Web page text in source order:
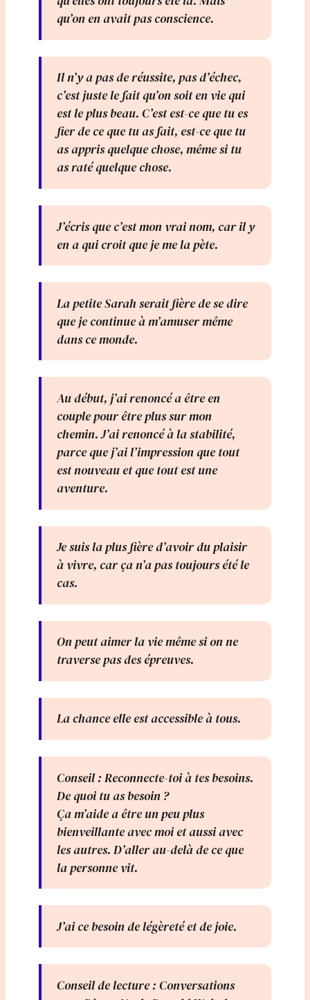
qu’on en avait pas conscience.
Il n’y a pas de réussite, pas d’échec,
c’est juste le fait qu’on soit en vie qui
est le plus beau. C’est est-ce que tu es
fier de ce que tu as fait, est-ce que tu
as appris quelque chose, même si tu
as raté quelque chose.
J’écris que c’est mon vrai nom, car il y
en a qui croit que je me la pète.
La petite Sarah serait fière de se dire
que je continue à m’amuser même
dans ce monde.
Au début, j’ai renoncé a être en
couple pour être plus sur mon
chemin. J’ai renoncé à la stabilité,
parce que j’ai l’impression que tout
est nouveau et que tout est une
aventure.
Je suis la plus fière d’avoir du plaisir
à vivre, car ça n’a pas toujours été le
cas.
On peut aimer la vie même si on ne
traverse pas des épreuves.
La chance elle est accessible à tous.
Conseil : Reconnecte-toi à tes besoins.
De quoi tu as besoin ?
Ça m’aide a être un peu plus
bienveillante avec moi et aussi avec
les autres. D’aller au-delà de ce que
la personne vit.
J’ai ce besoin de légèreté et de joie.
Conseil de lecture : Conversations